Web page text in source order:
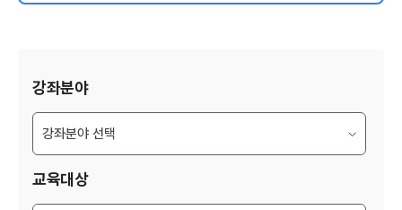
강좌분야
교육대상